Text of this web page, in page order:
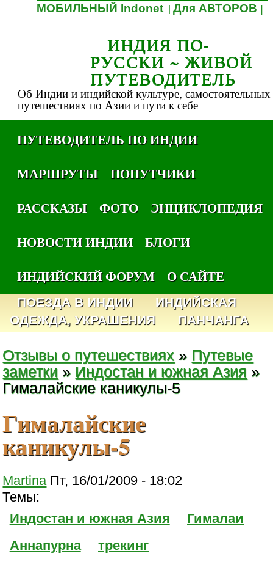
МОБИЛЬНЫЙ Indonet |Для АВТОРОВ
ИНДИЯ ПО-
РУССКИ ~ ЖИВОЙ
ПУТЕВОДИТЕЛЬ
Об Индии и индийской культуре, самостоятельных
путешествиях по Азии и пути к себе
ПУТЕВОДИТЕЛЬ ПО ИНДИИ
МАРШРУТЫ
ПОПУТЧИКИ
РАССКАЗЫ
ФОТО
ЭНЦИКЛОПЕДИЯ
НОВОСТИ ИНДИИ
БЛОГИ
ИНДИЙСКИЙ ФОРУМ
О САЙТЕ
ПОЕЗДА В ИНДИИ
ИНДИЙСКАЯ
ОДЕЖДА, УКРАШЕНИЯ
ПАНЧАНГА
Отзывы о путешествиях » Путевые
заметки » Индостан и южная Азия »
Гималайские каникулы-5
Гималайские
каникулы-5
Martina Пт, 16/01/2009 - 18:02
Темы:
Индостан и южная Азия
Гималаи
Аннапурна
трекинг